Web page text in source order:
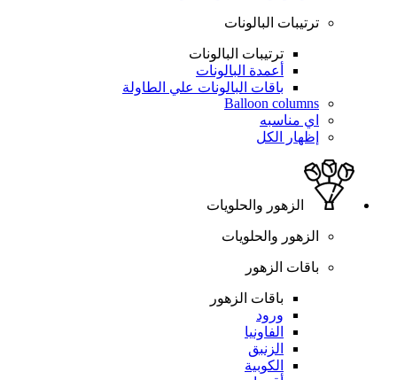
ترتيبات البالونات
ترتيبات البالونات
أعمدة البالونات
باقات البالونات علي الطاولة
Balloon columns
اي مناسبه
إظهار الكل
الزهور والحلويات
الزهور والحلويات
باقات الزهور
باقات الزهور
ورود
الفاونيا
الزنبق
الكوبية